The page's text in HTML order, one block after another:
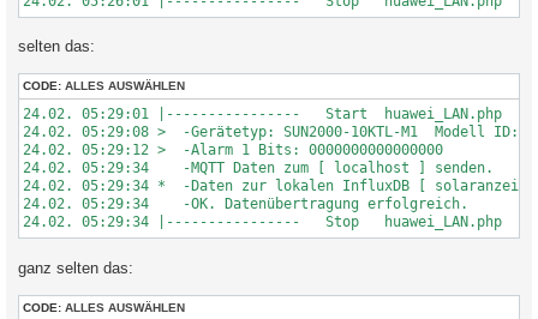
selten das:
CODE: ALLES AUSWÄHLEN
24.02. 05:29:01 |----------------   Start
24.02. 05:29:08 >  -Gerätetyp: SUN2000-10KTL-M1  Modell ID:
24.02. 05:29:12 >  -Alarm 1 Bits: 0000000000000000
24.02. 05:29:34    -MQTT Daten zum [ localhost ] senden.
24.02. 05:29:34 *  -Daten zur lokalen InfluxDB [
24.02. 05:29:34    -OK. Datenübertragung erfolgreich.
24.02. 05:29:34 |----------------   Stop
ganz selten das:
CODE: ALLES AUSWÄHLEN